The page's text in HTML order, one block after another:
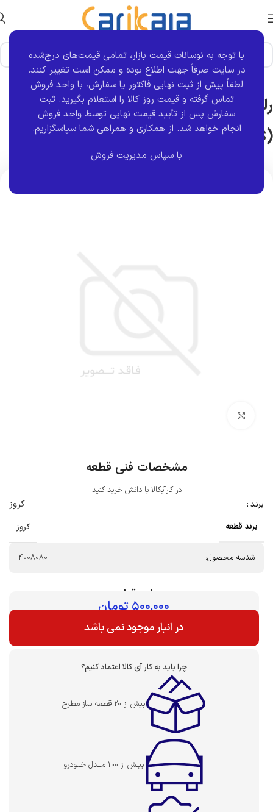
با توجه به نوسانات قیمت بازار، تمامی قیمت‌های درج‌شده
در سایت صرفاً جهت اطلاع بوده و ممکن است تغییر کنند.
لطفاً پیش از ثبت نهایی فاکتور یا سفارش، با واحد فروش
تماس گرفته و قیمت روز کالا را استعلام بگیرید. ثبت
سفارش پس از تأیید قیمت نهایی توسط واحد فروش
انجام خواهد شد. از همکاری و همراهی شما سپاسگزاریم.
با سپاس مدیریت فروش
خانه برند قطعه کروز
رله هشدار دهنده سیستم ترمز ضد قفل
(ABS) پراید | کروز
مشخصات فنی قطعه
در کارآیکالا با دانش خرید کنید
برند :
کروز
برند قطعه کروز
شناسه محصول: 4008080
بهای قطعه :
۵۰۰,۰۰۰تومان
در انبار موجود نمی باشد
چرا باید به کار آی کالا اعتماد کنیم؟
بیش از 20 قطعه ساز مطرح
بیـش از 100 مــدل خــودرو